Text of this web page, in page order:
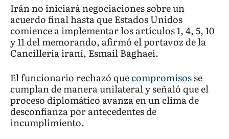
Irán no iniciará negociaciones sobre un
acuerdo final hasta que Estados Unidos
comience a implementar los artículos 1, 4, 5, 10
y 11 del memorando, afirmó el portavoz de la
Cancillería iraní, Esmail Baghaei.
El funcionario rechazó quecompromisosse
cumplan de manera unilateral y señaló que el
proceso diplomático avanza en un clima de
desconfianza por antecedentes de
incumplimiento.